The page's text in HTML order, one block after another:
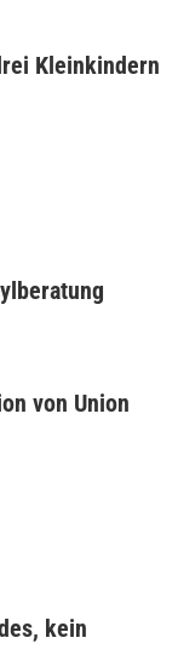
Kleinkindern
von Union
kein